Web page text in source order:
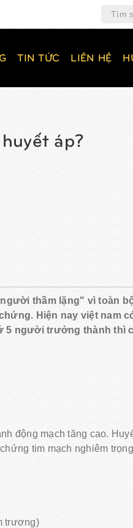
TIN TỨC LIÊN HỆ
áp?
thầm lặng" vì toàn
Hiện nay việt nam
5 người trưởng thành thì
động mạch tăng cao.
tim mạch nghiêm trọng
trương)